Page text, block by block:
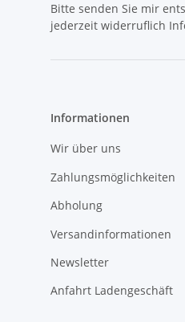
Bitte senden Sie mir
jederzeit widerruflich
Informationen
Wir über uns
Zahlungsmöglichkeiten
Abholung
Versandinformationen
Newsletter
Anfahrt Ladengeschäft